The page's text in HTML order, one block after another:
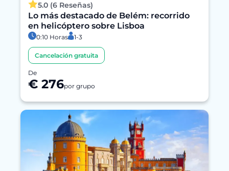
5.0 (6 Reseñas)
Lo más destacado de Belém: recorrido
en helicóptero sobre Lisboa
0:10 Horas 1-3
Cancelación gratuita
De
€ 276por grupo